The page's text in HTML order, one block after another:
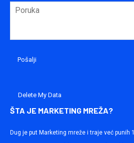
Delete My Data
ŠTA JE MARKETING MREŽA?
Dug je put Marketing mreže i traje već punih